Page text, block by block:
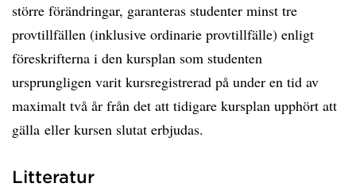
större förändringar, garanteras studenter minst tre
provtillfällen (inklusive ordinarie provtillfälle) enligt
föreskrifterna i den kursplan som studenten
ursprungligen varit kursregistrerad på under en tid av
maximalt två år från det att tidigare kursplan upphört att
gälla eller kursen slutat erbjudas.
Litteratur